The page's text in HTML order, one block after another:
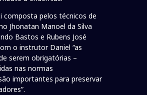
composta pelos técnicos de
Jhonatan Manoel da Silva
Bastos e Rubens José
o instrutor Daniel “as
serem obrigatórias –
nas normas
importantes para preservar